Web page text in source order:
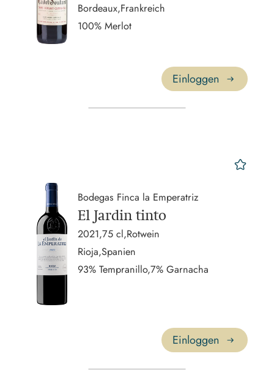
Frankreich
Bordeaux,
100% Merlot
Einloggen
Bodegas Finca la Emperatriz
El Jardin tinto
Rotwein
2021,75 cl,
Spanien
Rioja,
93% Tempranillo,7% Garnacha
Einloggen